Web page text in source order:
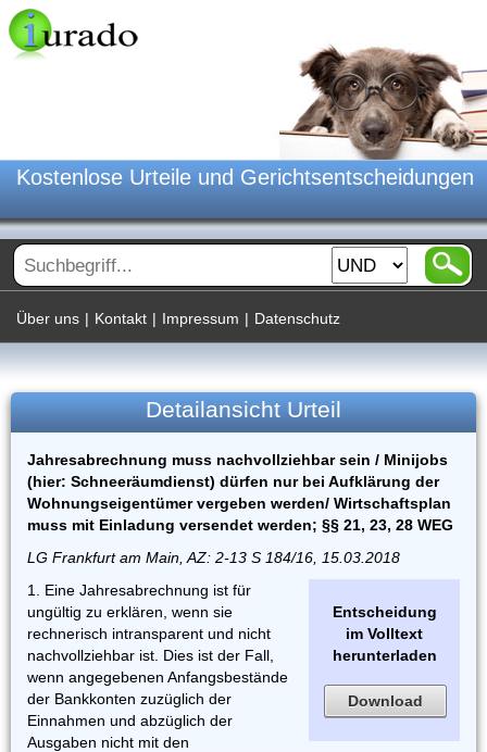
Kostenlose Urteile und Gerichtsentscheidungen
Über uns | Kontakt | Impressum | Datenschutz
Detailansicht Urteil
Jahresabrechnung muss nachvollziehbar sein / Minijobs
(hier: Schneeräumdienst) dürfen nur bei Aufklärung der
Wohnungseigentümer vergeben werden/ Wirtschaftsplan
muss mit Einladung versendet werden; §§ 21, 23, 28 WEG
LG Frankfurt am Main, AZ: 2-13 S 184/16, 15.03.2018
Entscheidung
im Volltext
herunterladen
Download
1. Eine Jahresabrechnung ist für
ungültig zu erklären, wenn sie
rechnerisch intransparent und nicht
nachvollziehbar ist. Dies ist der Fall,
wenn angegebenen Anfangsbestände
der Bankkonten zuzüglich der
Einnahmen und abzüglich der
Ausgaben nicht mit den